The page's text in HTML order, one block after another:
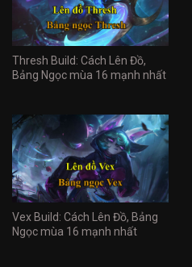
Thresh Build: Cách Lên Đồ,
Bảng Ngọc mùa 16 mạnh nhất
Vex Build: Cách Lên Đồ, Bảng
Ngọc mùa 16 mạnh nhất